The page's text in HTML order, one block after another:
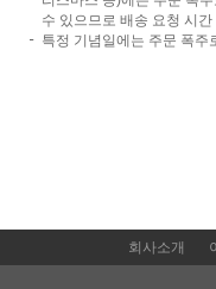
수 있으므로 배송 요청 시
특정 기념일에는 주문 폭주
회사소개